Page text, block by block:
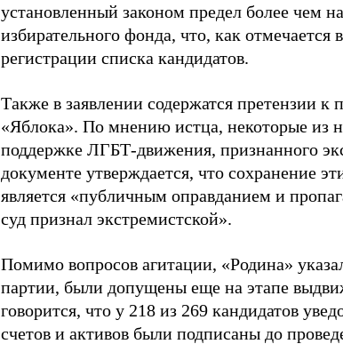
установленный законом предел более чем
избирательного фонда, что, как
регистрации списка кандидатов.
Также в заявлении содержатся претензии
«Яблока». По мнению истца, некоторые из
поддержке ЛГБТ-движения, признанного
документе утверждается, что сохранение
является «публичным оправданием и
суд признал экстремистской».
Помимо вопросов агитации, «Родина»
партии, были допущены еще на этапе
говорится, что у 218 из 269 кандидатов
счетов и активов были подписаны до